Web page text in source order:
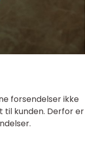
forsendelser ikke
til kunden. Derfor er